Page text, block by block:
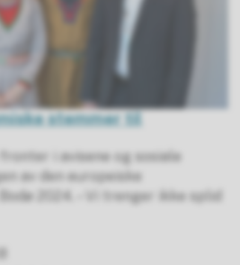
stemmer til
i avisene og sosiale
av den europeiske
2024. – Vi trenger ikke splid